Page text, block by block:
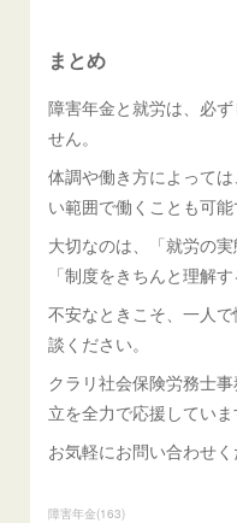
まとめ
障害年金と就労は、必
せん。
体調や働き方によって
い範囲で働くことも可能
大切なのは、「就労の
「制度をきちんと理解す
不安なときこそ、一人
談ください。
クラリ社会保険労務士
立を全力で応援していま
お気軽にお問い合わせく
障害年金(163)